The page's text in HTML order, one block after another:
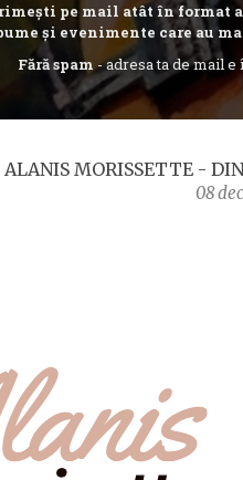
pe mail atât în format
și evenimente care au
Fără spam- adresa ta de mail e
ALANIS MORISSETTE -
08